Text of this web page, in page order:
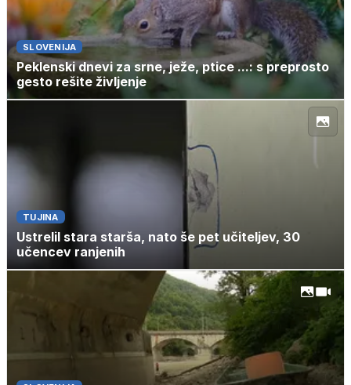
SLOVENIJA
Peklenski dnevi za srne, ježe, ptice ...: s preprosto
gesto rešite življenje
TUJINA
Ustrelil stara starša, nato še pet učiteljev, 30
učencev ranjenih